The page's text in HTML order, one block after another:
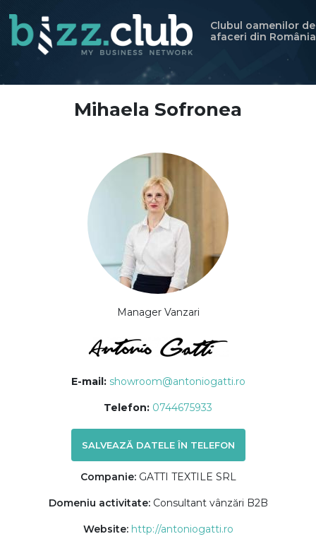
Clubul oamenilor de
afaceri din România
Mihaela Sofronea
Manager Vanzari
E-mail: showroom@antoniogatti.ro
Telefon: 0744675933
SALVEAZĂ DATELE ÎN TELEFON
Companie:GATTI TEXTILE SRL
Domeniu activitate:Consultant vânzări B2B
Website: http://antoniogatti.ro